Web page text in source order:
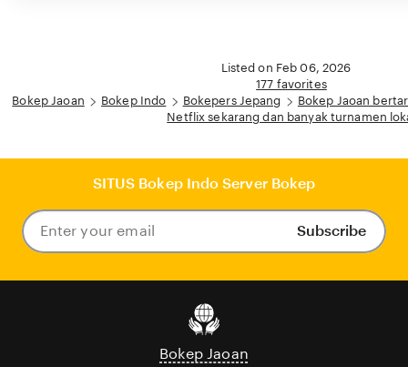
Listed on Feb 06, 2026
177 favorites
Bokep Jaoan
Bokep Indo Bokepers Jepang
Bokep Jaoan
Netflix sekarang dan banyak turnamen
SITUS Bokep Indo Server Bokep
Enter
your
Subscribe
Bokep Jaoan